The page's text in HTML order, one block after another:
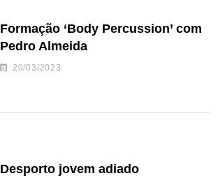
Formação ‘Body Percussion’ com
Pedro Almeida
20/03/2023
Desporto jovem adiado